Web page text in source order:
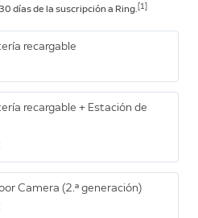
días de la suscripción a Ring.[1]
recargable
recargable + Estación de
Camera (2.ª generación)